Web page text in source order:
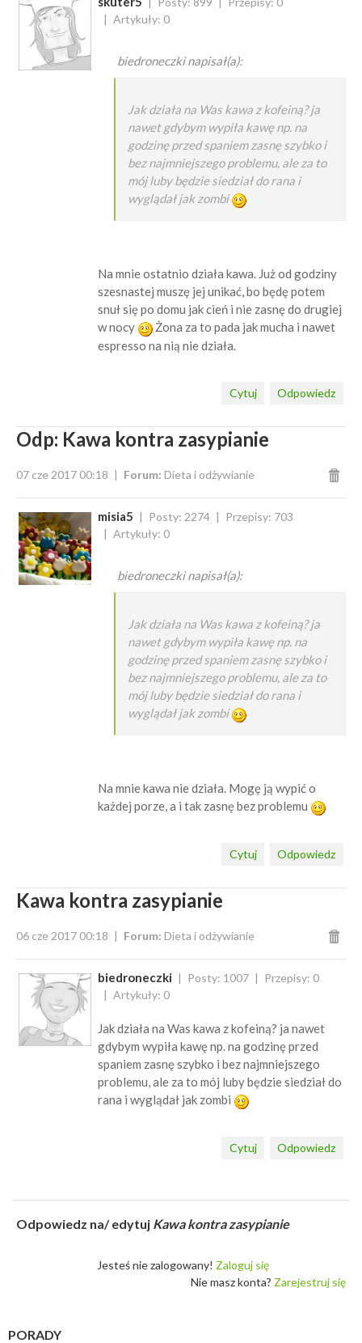
Artykuły: 0
biedroneczki napisał(a):
Jak działa na Was kawa z kofeiną? ja
nawet gdybym wypiła kawę np. na
godzinę przed spaniem zasnę szybko i
bez najmniejszego problemu, ale za to
mój luby będzie siedział do rana i
wyglądał jak zombi
Na mnie ostatnio działa kawa. Już od godziny
szesnastej muszę jej unikać, bo będę potem
snuł się po domu jak cień i nie zasnę do drugiej
w nocy
Żona za to pada jak mucha i nawet
espresso na nią nie działa.
Odpowiedz
Cytuj
Odp: Kawa kontra zasypianie
07 cze 2017 00:18 Forum: Dieta i odżywianie
misia5 Posty: 2274
Przepisy: 703
Artykuły: 0
biedroneczki napisał(a):
Jak działa na Was kawa z kofeiną? ja
nawet gdybym wypiła kawę np. na
godzinę przed spaniem zasnę szybko i
bez najmniejszego problemu, ale za to
mój luby będzie siedział do rana i
wyglądał jak zombi
Na mnie kawa nie działa. Mogę ją wypić o
każdej porze, a i tak zasnę bez problemu
Odpowiedz
Cytuj
Kawa kontra zasypianie
06 cze 2017 00:18 Forum: Dieta i odżywianie
biedroneczki Posty: 1007
Przepisy: 0
Artykuły: 0
Jak działa na Was kawa z kofeiną? ja nawet
gdybym wypiła kawę np. na godzinę przed
spaniem zasnę szybko i bez najmniejszego
problemu, ale za to mój luby będzie siedział do
rana i wyglądał jak zombi
Odpowiedz
Cytuj
Odpowiedz na/ edytuj Kawa kontra zasypianie
Jesteś nie zalogowany! Zaloguj się
Nie masz konta? Zarejestruj się
PORADY